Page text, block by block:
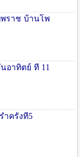
พราช บ้านโพ
อาทิตย์ ที่ 11
ครั้งที่5